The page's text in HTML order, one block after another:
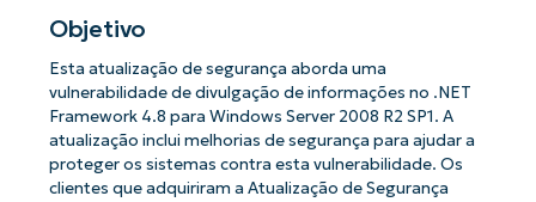
Objetivo
Esta atualização de segurança aborda uma
vulnerabilidade de divulgação de informações no .NET
Framework 4.8 para Windows Server 2008 R2 SP1. A
atualização inclui melhorias de segurança para ajudar a
proteger os sistemas contra esta vulnerabilidade. Os
clientes que adquiriram a Atualização de Segurança